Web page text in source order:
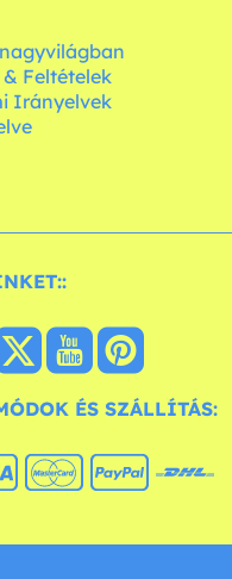
Feltételek
Irányelvek
ÉS SZÁLLÍTÁS: